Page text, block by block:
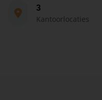
3
Kantoorlocaties